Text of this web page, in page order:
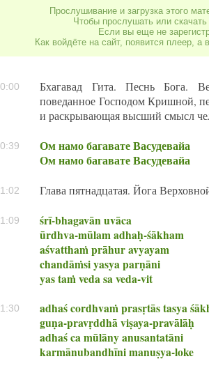
Прослушивание и загрузка этого
Чтобы прослушать или
Если вы еще не
Как войдёте на сайт, появится плеер,
Бхагавад Гита. Песнь Бога.
поведанное Господом Кришной,
и раскрывающая высший смысл
Ом намо багавате Васудевайа
Ом намо багавате Васудевайа
Глава пятнадцатая. Йога
śrī-bhagavān uvāca
ūrdhva-mūlam adhaḥ-śākham
aśvatthaṁ prāhur avyayam
chandāṁsi yasya parṇāni
yas taṁ veda sa veda-vit
adhaś cordhvaṁ prasṛtās tasya
guṇa-pravṛddhā viṣaya-pravālāḥ
adhaś ca mūlāny anusantatāni
karmānubandhīni manuṣya-loke